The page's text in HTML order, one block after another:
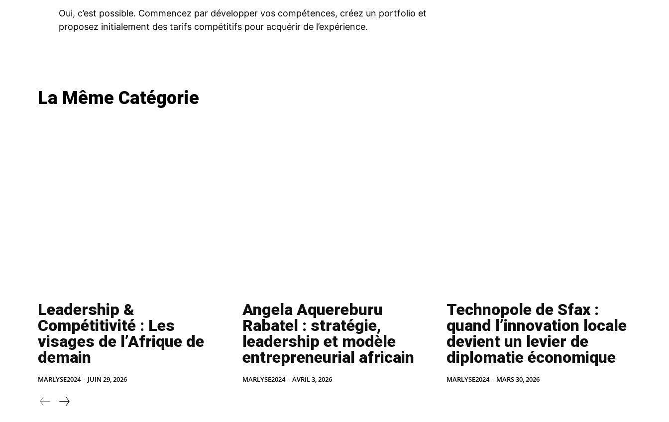
Oui, c’est possible. Commencez par développer vos compétences, créez un portfolio et
proposez initialement des tarifs compétitifs pour acquérir de l’expérience.
La Même Catégorie
Leadership &
Compétitivité : Les
visages de l’Afrique de
demain
MARLYSE2024 - JUIN 29, 2026
Angela Aquereburu
Rabatel : stratégie,
leadership et modèle
entrepreneurial africain
MARLYSE2024 - AVRIL 3, 2026
Technopole de Sfax :
quand l’innovation locale
devient un levier de
diplomatie économique
MARLYSE2024 - MARS 30, 2026